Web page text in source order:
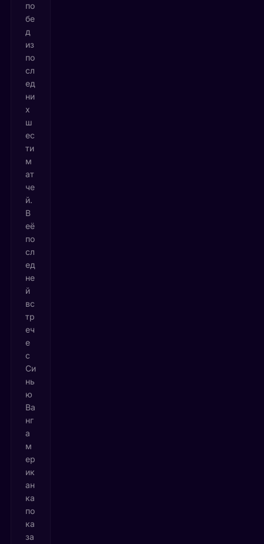
по
бе
д
из
по
сл
ед
ни
х
ш
ес
ти
м
ат
че
й.
В
её
по
сл
ед
не
й
вс
тр
еч
е
с
Си
нь
ю
Ва
нг
а
м
ер
ик
ан
ка
по
ка
за